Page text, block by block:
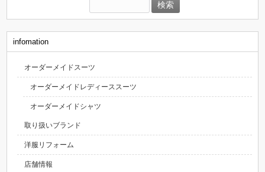
索:
infomation
オーダーメイドスーツ
オーダーメイドレディーススーツ
オーダーメイドシャツ
取り扱いブランド
洋服リフォーム
店舗情報